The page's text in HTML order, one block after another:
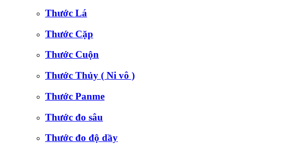
Thước Lá
Thước Cặp
Thước Cuộn
Thước Thủy ( Ni vô )
Thước Panme
Thước đo sâu
Thước đo độ dầy